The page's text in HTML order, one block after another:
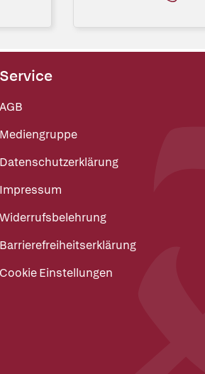
Service
AGB
Mediengruppe
Datenschutzerklärung
Impressum
Widerrufsbelehrung
Barrierefreiheitserklärung
Cookie Einstellungen